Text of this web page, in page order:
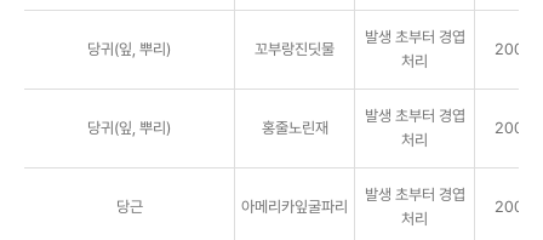
당귀(잎, 뿌리) 꼬부랑진딧물
발생 초부터 경엽
처리
2000
당귀(잎, 뿌리) 홍줄노린재
발생 초부터 경엽
처리
2000
당근 아메리카잎굴파리
발생 초부터 경엽
처리
2000